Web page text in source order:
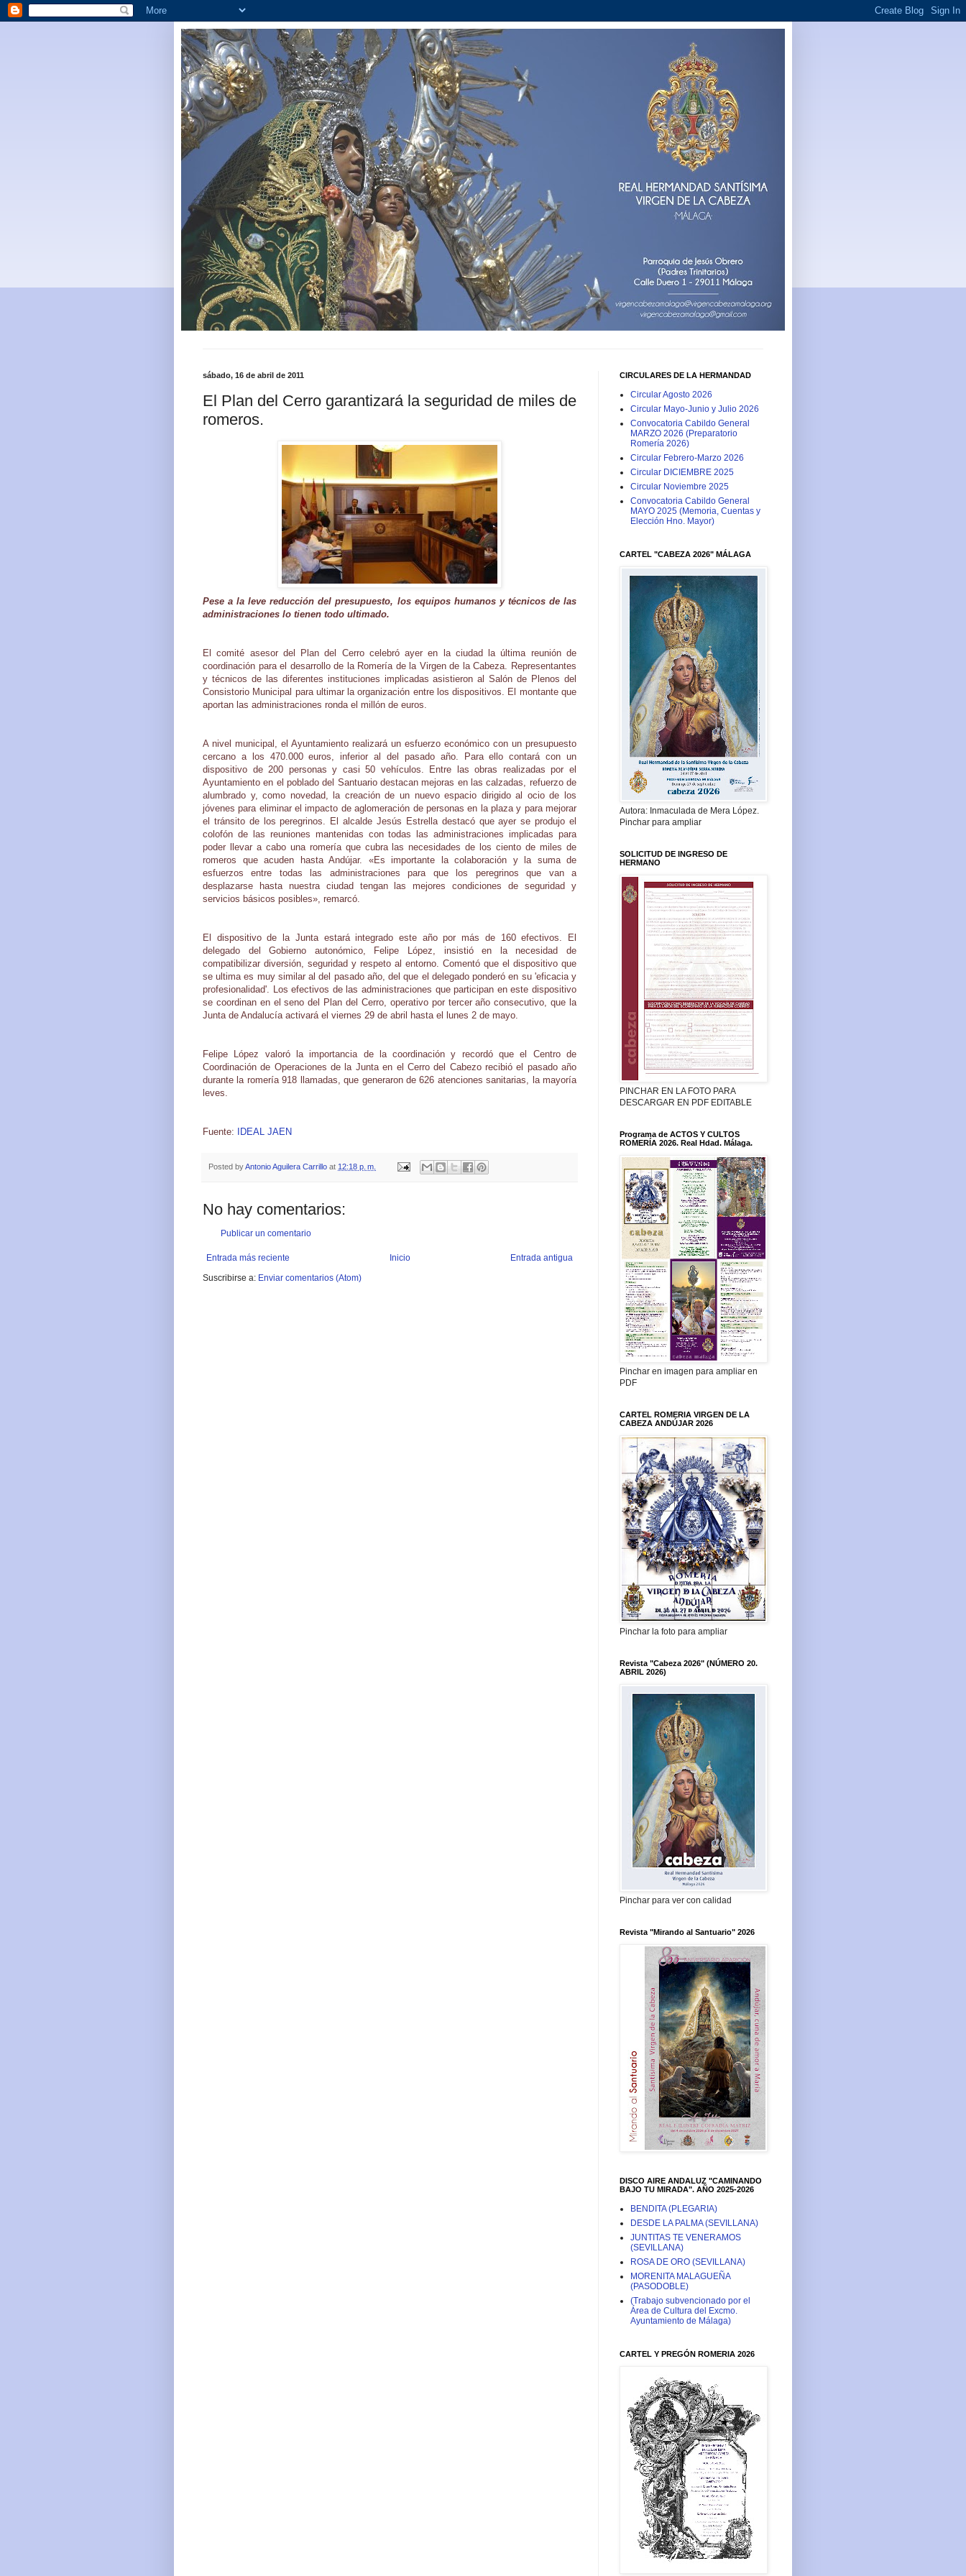
sábado, 16 de abril de 2011
El Plan del Cerro garantizará la seguridad de miles de
romeros.
Pese a la leve reducción del presupuesto, los equipos humanos y técnicos de las
administraciones lo tienen todo ultimado.
El comité asesor del Plan del Cerro celebró ayer en la ciudad la última reunión de
coordinación para el desarrollo de la Romería de la Virgen de la Cabeza. Representantes
y técnicos de las diferentes instituciones implicadas asistieron al Salón de Plenos del
Consistorio Municipal para ultimar la organización entre los dispositivos. El montante que
aportan las administraciones ronda el millón de euros.
A nivel municipal, el Ayuntamiento realizará un esfuerzo económico con un presupuesto
cercano a los 470.000 euros, inferior al del pasado año. Para ello contará con un
dispositivo de 200 personas y casi 50 vehículos. Entre las obras realizadas por el
Ayuntamiento en el poblado del Santuario destacan mejoras en las calzadas, refuerzo de
alumbrado y, como novedad, la creación de un nuevo espacio dirigido al ocio de los
jóvenes para eliminar el impacto de aglomeración de personas en la plaza y para mejorar
el tránsito de los peregrinos. El alcalde Jesús Estrella destacó que ayer se produjo el
colofón de las reuniones mantenidas con todas las administraciones implicadas para
poder llevar a cabo una romería que cubra las necesidades de los ciento de miles de
romeros que acuden hasta Andújar. «Es importante la colaboración y la suma de
esfuerzos entre todas las administraciones para que los peregrinos que van a
desplazarse hasta nuestra ciudad tengan las mejores condiciones de seguridad y
servicios básicos posibles», remarcó.
El dispositivo de la Junta estará integrado este año por más de 160 efectivos. El
delegado del Gobierno autonómico, Felipe López, insistió en la necesidad de
compatibilizar diversión, seguridad y respeto al entorno. Comentó que el dispositivo que
se ultima es muy similar al del pasado año, del que el delegado ponderó en su 'eficacia y
profesionalidad'. Los efectivos de las administraciones que participan en este dispositivo
se coordinan en el seno del Plan del Cerro, operativo por tercer año consecutivo, que la
Junta de Andalucía activará el viernes 29 de abril hasta el lunes 2 de mayo.
Felipe López valoró la importancia de la coordinación y recordó que el Centro de
Coordinación de Operaciones de la Junta en el Cerro del Cabezo recibió el pasado año
durante la romería 918 llamadas, que generaron de 626 atenciones sanitarias, la mayoría
leves.
Fuente: IDEAL JAEN
Posted byAntonio Aguilera Carrillo at 12:18 p. m.
No hay comentarios:
Publicar un comentario
Entrada más reciente Entrada antigua
Inicio
Suscribirse a: Enviar comentarios (Atom)
CIRCULARES DE LA HERMANDAD
Circular Agosto 2026
Circular Mayo-Junio y Julio 2026
Convocatoria Cabildo General
MARZO 2026 (Preparatorio
Romería 2026)
Circular Febrero-Marzo 2026
Circular DICIEMBRE 2025
Circular Noviembre 2025
Convocatoria Cabildo General
MAYO 2025 (Memoria, Cuentas y
Elección Hno. Mayor)
CARTEL "CABEZA 2026" MÁLAGA
Autora: Inmaculada de Mera López.
Pinchar para ampliar
SOLICITUD DE INGRESO DE
HERMANO
PINCHAR EN LA FOTO PARA
DESCARGAR EN PDF EDITABLE
Programa de ACTOS Y CULTOS
ROMERÍA 2026. Real Hdad. Málaga.
Pinchar en imagen para ampliar en
PDF
CARTEL ROMERIA VIRGEN DE LA
CABEZA ANDÚJAR 2026
Pinchar la foto para ampliar
Revista "Cabeza 2026" (NÚMERO 20.
ABRIL 2026)
Pinchar para ver con calidad
Revista "Mirando al Santuario" 2026
DISCO AIRE ANDALUZ "CAMINANDO
BAJO TU MIRADA". AÑO 2025-2026
BENDITA (PLEGARIA)
DESDE LA PALMA (SEVILLANA)
JUNTITAS TE VENERAMOS
(SEVILLANA)
ROSA DE ORO (SEVILLANA)
MORENITA MALAGUEÑA
(PASODOBLE)
(Trabajo subvencionado por el
Área de Cultura del Excmo.
Ayuntamiento de Málaga)
CARTEL Y PREGÓN ROMERIA 2026